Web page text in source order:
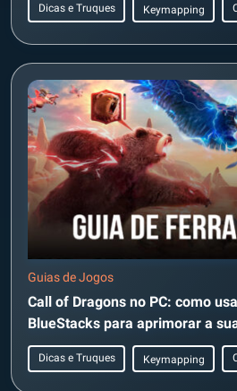
Dicas e Truques Keymapping
Guias de Jogos
Call of Dragons no PC: como
BlueStacks para aprimorar a
Dicas e Truques Keymapping